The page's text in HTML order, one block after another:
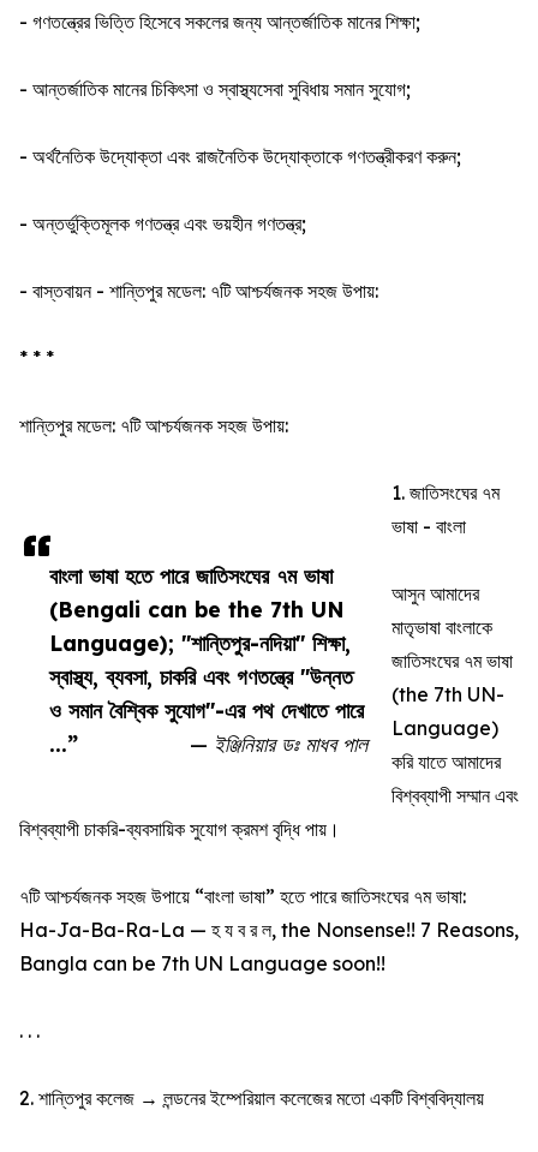
বাংলা ভাষা হতে পারে জাতিসংঘের ৭ম ভাষা
(Bengali can be the 7th UN
Language); "শান্তিপুর-নদিয়া" শিক্ষা,
স্বাস্থ্য, ব্যবসা, চাকরি এবং গণতন্ত্রে "উন্নত
ও সমান বৈশ্বিক সুযোগ"-এর পথ দেখাতে পারে
...”
— ইঞ্জিনিয়ার ডঃ মাধব পাল
- গণতন্ত্রের ভিত্তি হিসেবে সকলের জন্য আন্তর্জাতিক মানের শিক্ষা;
- আন্তর্জাতিক মানের চিকিৎসা ও স্বাস্থ্যসেবা সুবিধায় সমান সুযোগ;
- অর্থনৈতিক উদ্যোক্তা এবং রাজনৈতিক উদ্যোক্তাকে গণতন্ত্রীকরণ করুন;
- অন্তর্ভুক্তিমূলক গণতন্ত্র এবং ভয়হীন গণতন্ত্র;
- বাস্তবায়ন - শান্তিপুর মডেল: ৭টি আশ্চর্যজনক সহজ উপায়:
* * *
শান্তিপুর মডেল: ৭টি আশ্চর্যজনক সহজ উপায়:
1. জাতিসংঘের ৭ম
ভাষা - বাংলা
আসুন আমাদের
মাতৃভাষা বাংলাকে
জাতিসংঘের ৭ম ভাষা
(the 7th UN-
Language)
করি যাতে আমাদের
বিশ্বব্যাপী সম্মান এবং
বিশ্বব্যাপী চাকরি-ব্যবসায়িক সুযোগ ক্রমশ বৃদ্ধি পায়।
৭টি আশ্চর্যজনক সহজ উপায়ে “বাংলা ভাষা” হতে পারে জাতিসংঘের ৭ম ভাষা:
Ha-Ja-Ba-Ra-La — হ য ব র ল, the Nonsense!! 7 Reasons,
Bangla can be 7th UN Language soon!!
. . .
2. শান্তিপুর কলেজ → লন্ডনের ইম্পেরিয়াল কলেজের মতো একটি বিশ্ববিদ্যালয়